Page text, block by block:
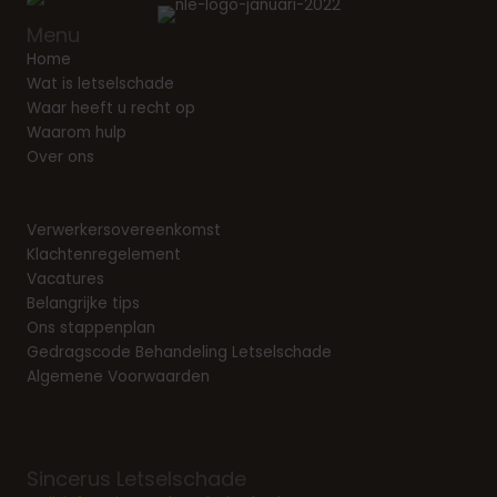
Menu
Home
Wat is letselschade
Waar heeft u recht op
Waarom hulp
Over ons
Verwerkersovereenkomst
Klachtenregelement
Vacatures
Belangrijke tips
Ons stappenplan
Gedragscode Behandeling Letselschade
Algemene Voorwaarden
Sincerus Letselschade